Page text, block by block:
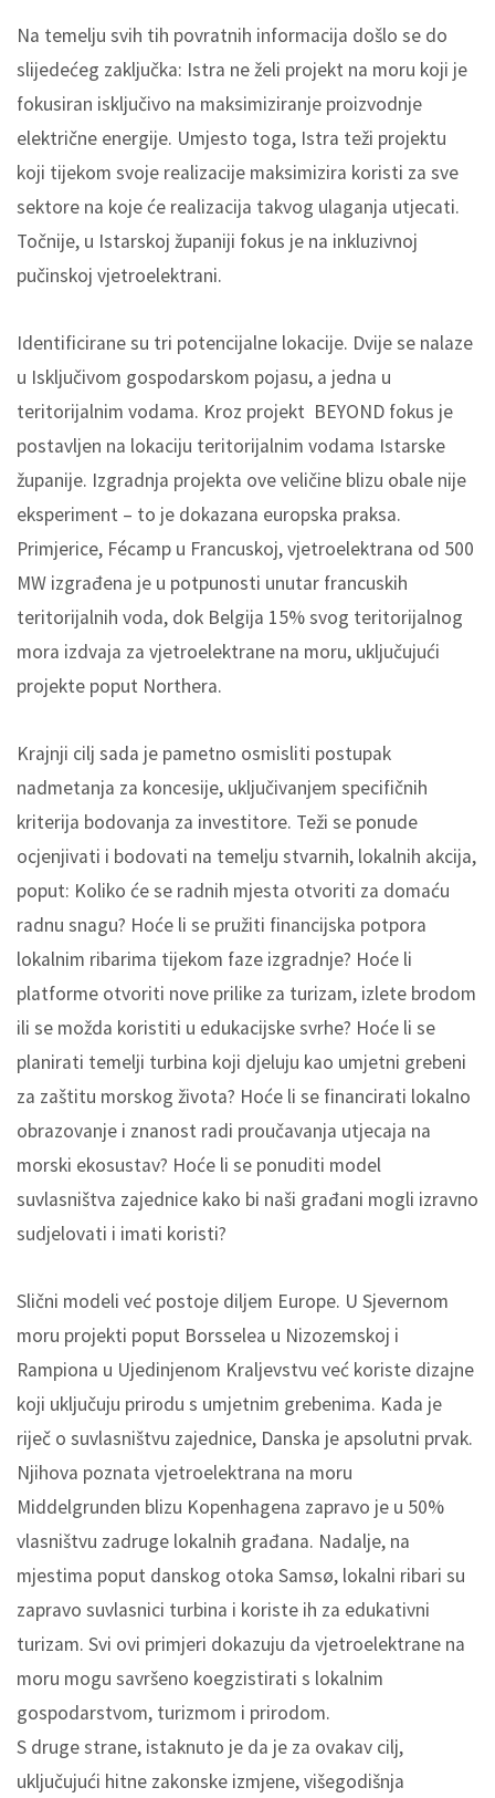
Na temelju svih tih povratnih informacija došlo se do
slijedećeg zaključka: Istra ne želi projekt na moru koji je
fokusiran isključivo na maksimiziranje proizvodnje
električne energije. Umjesto toga, Istra teži projektu
koji tijekom svoje realizacije maksimizira koristi za sve
sektore na koje će realizacija takvog ulaganja utjecati.
Točnije, u Istarskoj županiji fokus je na inkluzivnoj
pučinskoj vjetroelektrani.
Identificirane su tri potencijalne lokacije. Dvije se nalaze
u Isključivom gospodarskom pojasu, a jedna u
teritorijalnim vodama. Kroz projekt BEYOND fokus je
postavljen na lokaciju teritorijalnim vodama Istarske
županije. Izgradnja projekta ove veličine blizu obale nije
eksperiment – to je dokazana europska praksa.
Primjerice, Fécamp u Francuskoj, vjetroelektrana od 500
MW izgrađena je u potpunosti unutar francuskih
teritorijalnih voda, dok Belgija 15% svog teritorijalnog
mora izdvaja za vjetroelektrane na moru, uključujući
projekte poput Northera.
Krajnji cilj sada je pametno osmisliti postupak
nadmetanja za koncesije, uključivanjem specifičnih
kriterija bodovanja za investitore. Teži se ponude
ocjenjivati i bodovati na temelju stvarnih, lokalnih akcija,
poput: Koliko će se radnih mjesta otvoriti za domaću
radnu snagu? Hoće li se pružiti financijska potpora
lokalnim ribarima tijekom faze izgradnje? Hoće li
platforme otvoriti nove prilike za turizam, izlete brodom
ili se možda koristiti u edukacijske svrhe? Hoće li se
planirati temelji turbina koji djeluju kao umjetni grebeni
za zaštitu morskog života? Hoće li se financirati lokalno
obrazovanje i znanost radi proučavanja utjecaja na
morski ekosustav? Hoće li se ponuditi model
suvlasništva zajednice kako bi naši građani mogli izravno
sudjelovati i imati koristi?
Slični modeli već postoje diljem Europe. U Sjevernom
moru projekti poput Borsselea u Nizozemskoj i
Rampiona u Ujedinjenom Kraljevstvu već koriste dizajne
koji uključuju prirodu s umjetnim grebenima. Kada je
riječ o suvlasništvu zajednice, Danska je apsolutni prvak.
Njihova poznata vjetroelektrana na moru
Middelgrunden blizu Kopenhagena zapravo je u 50%
vlasništvu zadruge lokalnih građana. Nadalje, na
mjestima poput danskog otoka Samsø, lokalni ribari su
zapravo suvlasnici turbina i koriste ih za edukativni
turizam. Svi ovi primjeri dokazuju da vjetroelektrane na
moru mogu savršeno koegzistirati s lokalnim
gospodarstvom, turizmom i prirodom.
S druge strane, istaknuto je da je za ovakav cilj,
uključujući hitne zakonske izmjene, višegodišnja